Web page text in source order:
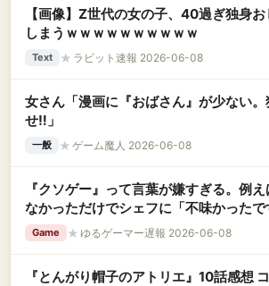
【画像】Z世代の女の子、40過ぎ独身
しまうｗｗｗｗｗｗｗｗｗｗ
Text ★ ラビット速報 2026-06-08
女さん「漫画に『おばさん』が少ない
せ‼」
一般 ★ ゲーム魔人 2026-06-08
『クソゲー』って言葉が嫌すぎる。例
なかっただけでシェフに「不味かったで
言わんでしょ？
Game ★ ゆるゲーマー遅報 2026-06-08
『とんがり帽子のアトリエ』10話感想